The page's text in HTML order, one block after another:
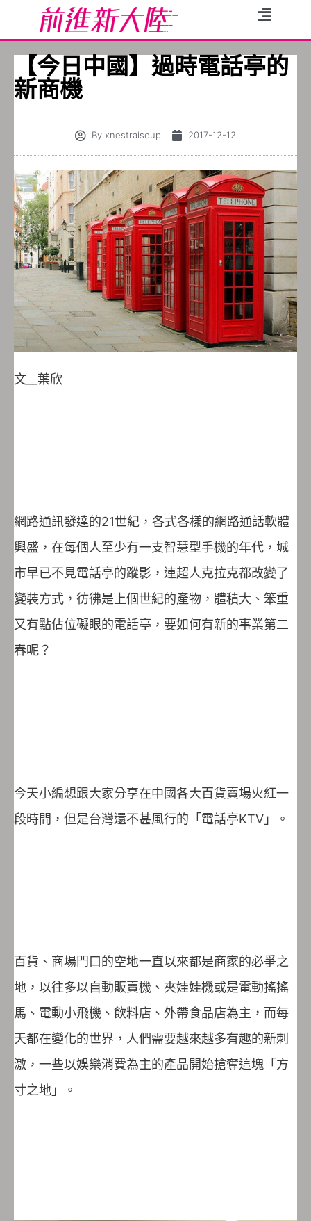
【今日中國】過時電話亭的
新商機
By xnestraiseup 2017-12-12
文__葉欣
網路通訊發達的21世紀，各式各樣的網路通話軟體
興盛，在每個人至少有一支智慧型手機的年代，城
市早已不見電話亭的蹤影，連超人克拉克都改變了
變裝方式，彷彿是上個世紀的產物，體積大、笨重
又有點佔位礙眼的電話亭，要如何有新的事業第二
春呢？
今天小編想跟大家分享在中國各大百貨賣場火紅一
段時間，但是台灣還不甚風行的「電話亭KTV」。
百貨、商場門口的空地一直以來都是商家的必爭之
地，以往多以自動販賣機、夾娃娃機或是電動搖搖
馬、電動小飛機、飲料店、外帶食品店為主，而每
天都在變化的世界，人們需要越來越多有趣的新刺
激，一些以娛樂消費為主的產品開始搶奪這塊「方
寸之地」。